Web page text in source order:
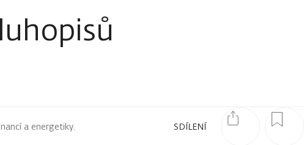
SDÍLENÍ
a energetiky.